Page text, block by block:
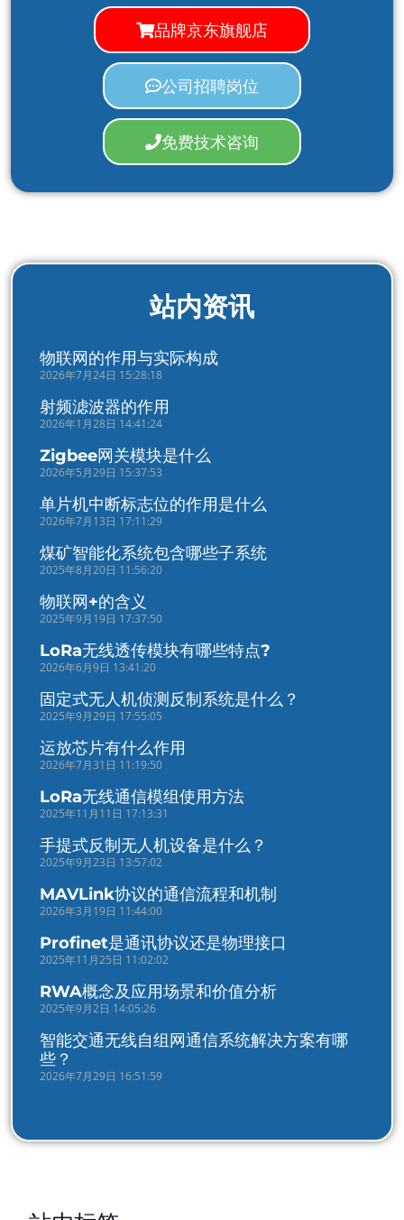
品牌京东旗舰店
公司招聘岗位
免费技术咨询
站内资讯
物联网的作用与实际构成
2026年7月24日 15:28:18
射频滤波器的作用
2026年1月28日 14:41:24
Zigbee网关模块是什么
2026年5月29日 15:37:53
单片机中断标志位的作用是什么
2026年7月13日 17:11:29
煤矿智能化系统包含哪些子系统
2025年8月20日 11:56:20
物联网+的含义
2025年9月19日 17:37:50
LoRa无线透传模块有哪些特点?
2026年6月9日 13:41:20
固定式无人机侦测反制系统是什么？
2025年9月29日 17:55:05
运放芯片有什么作用
2026年7月31日 11:19:50
LoRa无线通信模组使用方法
2025年11月11日 17:13:31
手提式反制无人机设备是什么？
2025年9月23日 13:57:02
MAVLink协议的通信流程和机制
2026年3月19日 11:44:00
Profinet是通讯协议还是物理接口
2025年11月25日 11:02:02
RWA概念及应用场景和价值分析
2025年9月2日 14:05:26
智能交通无线自组网通信系统解决方案有哪
些？
2026年7月29日 16:51:59